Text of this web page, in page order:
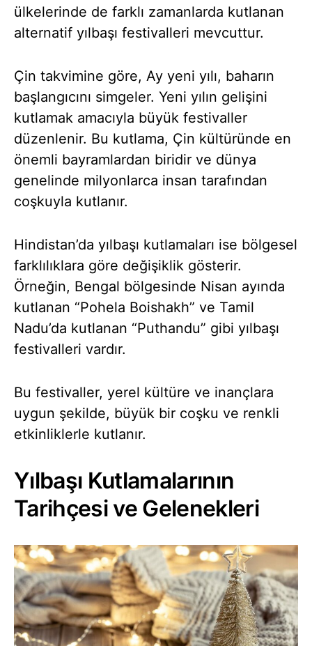
ülkelerinde de farklı zamanlarda kutlanan
alternatif yılbaşı festivalleri mevcuttur.
Çin takvimine göre, Ay yeni yılı, baharın
başlangıcını simgeler. Yeni yılın gelişini
kutlamak amacıyla büyük festivaller
düzenlenir. Bu kutlama, Çin kültüründe en
önemli bayramlardan biridir ve dünya
genelinde milyonlarca insan tarafından
coşkuyla kutlanır.
Hindistan’da yılbaşı kutlamaları ise bölgesel
farklılıklara göre değişiklik gösterir.
Örneğin, Bengal bölgesinde Nisan ayında
kutlanan “Pohela Boishakh” ve Tamil
Nadu’da kutlanan “Puthandu” gibi yılbaşı
festivalleri vardır.
Bu festivaller, yerel kültüre ve inançlara
uygun şekilde, büyük bir coşku ve renkli
etkinliklerle kutlanır.
Yılbaşı Kutlamalarının
Tarihçesi ve Gelenekleri